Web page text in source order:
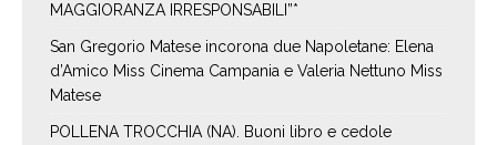
MAGGIORANZA IRRESPONSABILI”*
San Gregorio Matese incorona due Napoletane: Elena
d’Amico Miss Cinema Campania e Valeria Nettuno Miss
Matese
POLLENA TROCCHIA (NA). Buoni libro e cedole